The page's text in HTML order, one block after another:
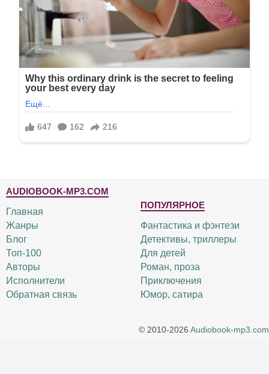
AUDIOBOOK-MP3.COM
Главная
Жанры
Блог
Топ-100
Авторы
Исполнители
Обратная связь
ПОПУЛЯРНОЕ
Фантастика и фэнтези
Детективы, триллеры
Для детей
Роман, проза
Приключения
Юмор, сатира
© 2010-2026 Audiobook-mp3.com